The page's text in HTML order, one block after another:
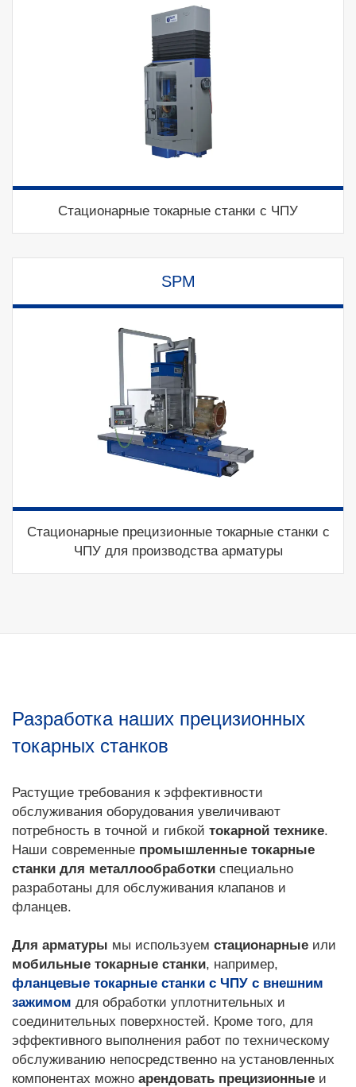
Стационарные токарные станки с ЧПУ
SPM
Стационарные прецизионные токарные станки с
ЧПУ для производства арматуры
Разработка наших прецизионных
токарных станков
Растущие требования к эффективности
обслуживания оборудования увеличивают
потребность в точной и гибкой токарной технике.
Наши современные промышленные токарные
станки для металлообработки специально
разработаны для обслуживания клапанов и
фланцев.
Для арматуры мы используем стационарные или
мобильные токарные станки, например,
фланцевые токарные станки с ЧПУ с внешним
зажимом для обработки уплотнительных и
соединительных поверхностей. Кроме того, для
эффективного выполнения работ по техническому
обслуживанию непосредственно на установленных
компонентах можно арендовать прецизионные и